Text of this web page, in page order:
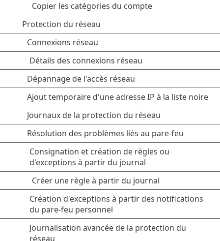
Copier les catégories du compte
Protection du réseau
Connexions réseau
Détails des connexions réseau
Dépannage de l'accès réseau
Ajout temporaire d'une adresse IP à la liste noire
Journaux de la protection du réseau
Résolution des problèmes liés au pare-feu
Consignation et création de règles ou
d'exceptions à partir du journal
Créer une règle à partir du journal
Création d'exceptions à partir des notifications
du pare-feu personnel
Journalisation avancée de la protection du
réseau